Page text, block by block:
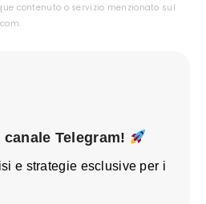
contenuto o servizio menzionato sul
Telegram!
e strategie esclusive per i